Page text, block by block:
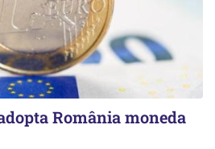
România moneda